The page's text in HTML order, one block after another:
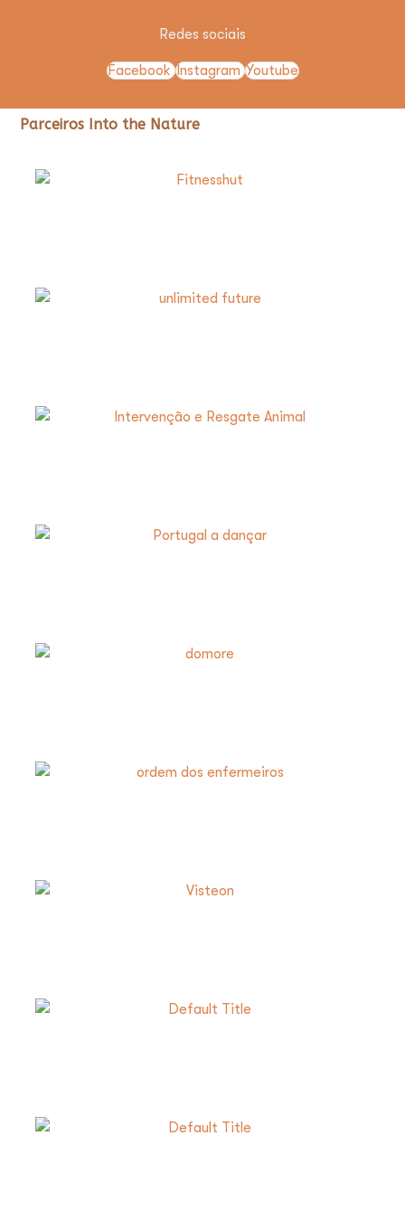
Redes sociais
Facebook Instagram Youtube
Parceiros Into the Nature